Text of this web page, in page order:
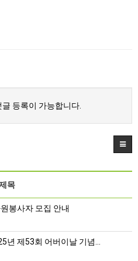
등록이 가능합니다.
목
봉사자 모집 안내
년 제53회 어버이날 기념…